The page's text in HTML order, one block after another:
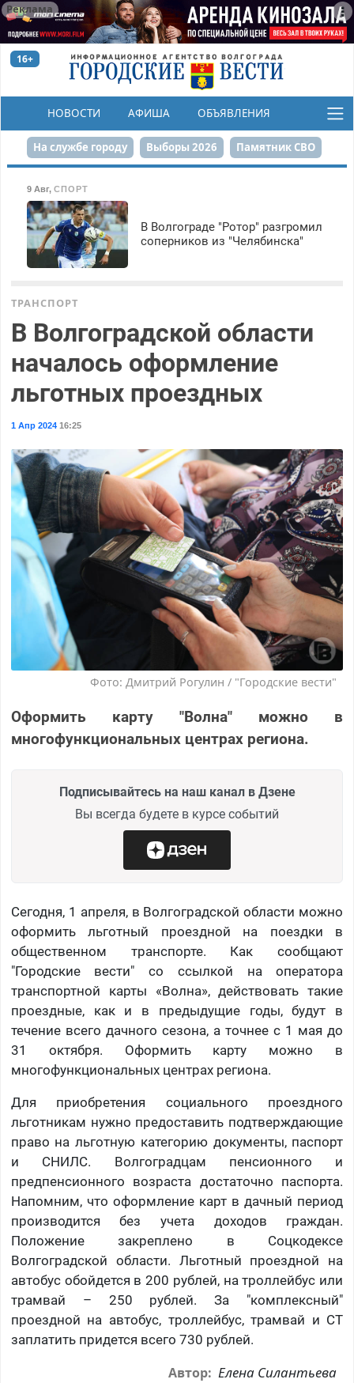
Реклама
16+
НОВОСТИ АФИША ОБЪЯВЛЕНИЯ
КОНКУРСЫ
На службе городу Выборы 2026 Памятник СВО
Набережная День Победы
80-летие Победы Парк Героев-летчиков
9 Авг, СПОРТ
В Волгограде "Ротор" разгромил
соперников из "Челябинска"
ТРАНСПОРТ
В Волгоградской области
началось оформление
льготных проездных
1 Апр 202416:25
Фото: Дмитрий Рогулин / "Городские вести"
Оформить карту "Волна" можно в
многофункциональных центрах региона.
Подписывайтесь на наш канал в Дзене
Вы всегда будете в курсе событий
Сегодня, 1 апреля, в Волгоградской области можно
оформить льготный проездной на поездки в
общественном транспорте. Как сообщают
"Городские вести" со ссылкой на оператора
транспортной карты «Волна», действовать такие
проездные, как и в предыдущие годы, будут в
течение всего дачного сезона, а точнее с 1 мая до
31 октября. Оформить карту можно в
многофункциональных центрах региона.
Для приобретения социального проездного
льготникам нужно предоставить подтверждающие
право на льготную категорию документы, паспорт
и СНИЛС. Волгоградцам пенсионного и
предпенсионного возраста достаточно паспорта.
Напомним, что оформление карт в дачный период
производится без учета доходов граждан.
Положение закреплено в Соцкодексе
Волгоградской области. Льготный проездной на
автобус обойдется в 200 рублей, на троллейбус или
трамвай – 250 рублей. За "комплексный"
проездной на автобус, троллейбус, трамвай и СТ
заплатить придется всего 730 рублей.
Автор: Елена Силантьева